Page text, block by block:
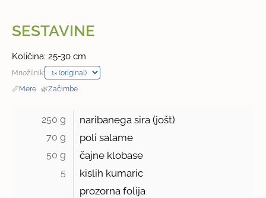
SESTAVINE
Količina: 25-30 cm
Množilnik:
📏Mere · 🌿Začimbe
250 g naribanega sira (jošt)
70 g poli salame
50 g čajne klobase
5
kislih kumaric
prozorna folija